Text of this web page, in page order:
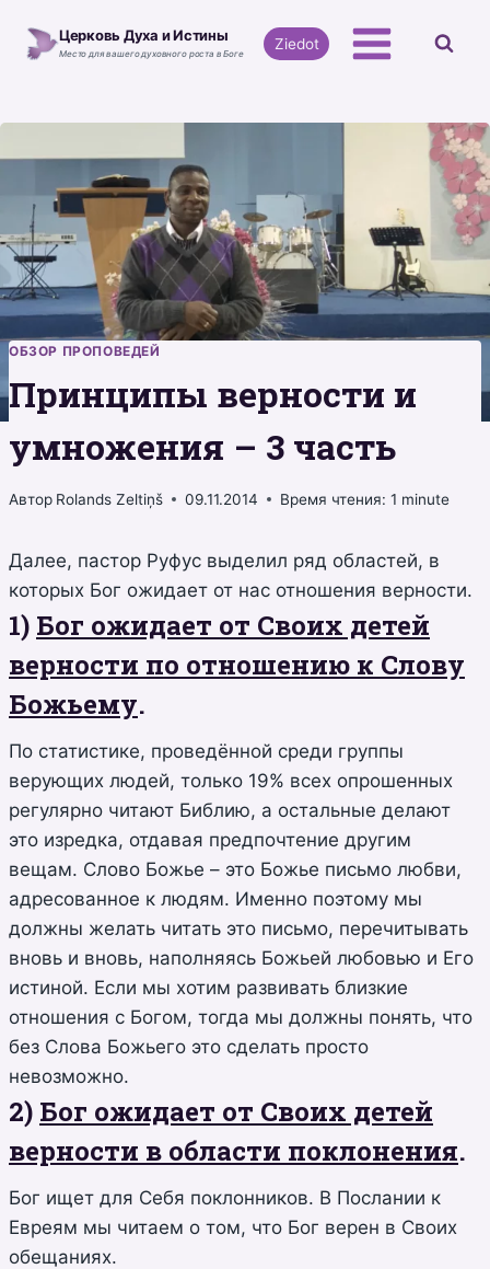
Церковь Духа и Истины
Место для вашего духовного роста в Боге
Ziedot
ОБЗОР ПРОПОВЕДЕЙ
Принципы верности и
умножения – 3 часть
Автор Rolands Zeltiņš 09.11.2014 Время чтения: 1 minute
Далее, пастор Руфус выделил ряд областей, в
которых Бог ожидает от нас отношения верности.
1) Бог ожидает от Своих детей
верности по отношению к Слову
Божьему.
По статистике, проведённой среди группы
верующих людей, только 19% всех опрошенных
регулярно читают Библию, а остальные делают
это изредка, отдавая предпочтение другим
вещам. Слово Божье – это Божье письмо любви,
адресованное к людям. Именно поэтому мы
должны желать читать это письмо, перечитывать
вновь и вновь, наполняясь Божьей любовью и Его
истиной. Если мы хотим развивать близкие
отношения с Богом, тогда мы должны понять, что
без Слова Божьего это сделать просто
невозможно.
2) Бог ожидает от Своих детей
верности в области поклонения.
Бог ищет для Себя поклонников. В Послании к
Евреям мы читаем о том, что Бог верен в Своих
обещаниях.